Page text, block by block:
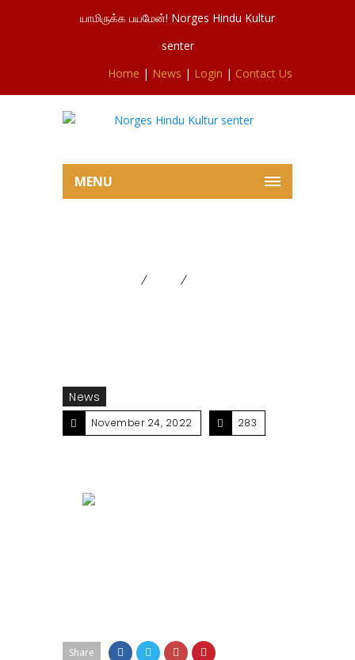
யாமிருக்க பயமேன்! Norges Hindu Kultur
senter
Home | News | Login | Contact Us
MENU
News
November 24, 2022 283
Share